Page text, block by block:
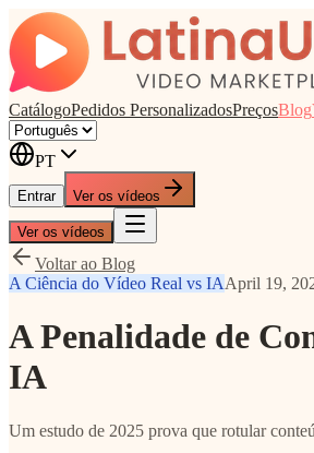
CatálogoPedidos PersonalizadosPreçosBlog
PT
Entrar Ver os vídeos
Ver os vídeos
Voltar ao Blog
A Ciência do Vídeo Real vs IAApril 19,
A Penalidade de
IA
Um estudo de 2025 prova que rotular